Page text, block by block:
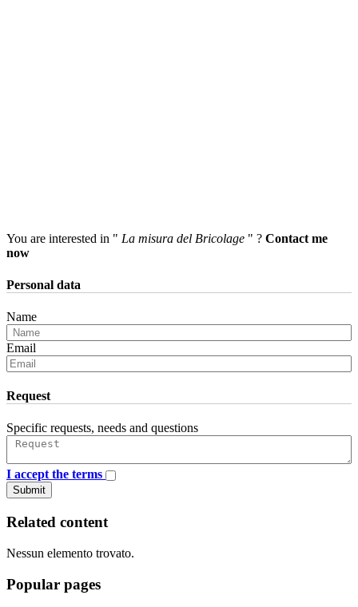
You are interested in " La misura del Bricolage " ? Contact me
now
Personal data
Name
Email
Request
Specific requests, needs and questions
I accept the terms
Submit
Related content
Nessun elemento trovato.
Popular pages